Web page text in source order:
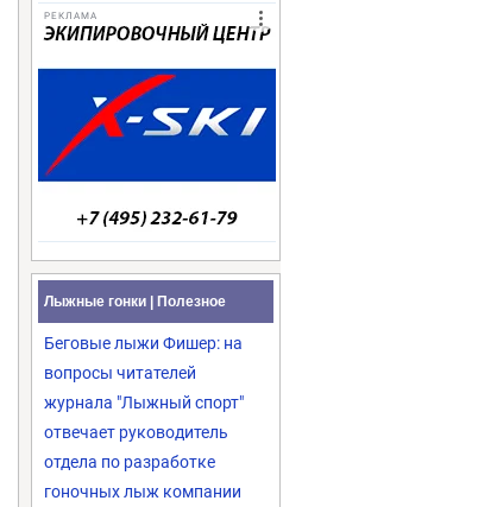
РЕКЛАМА
Лыжные гонки | Полезное
Беговые лыжи Фишер: на
вопросы читателей
журнала "Лыжный спорт"
отвечает руководитель
отдела по разработке
гоночных лыж компании